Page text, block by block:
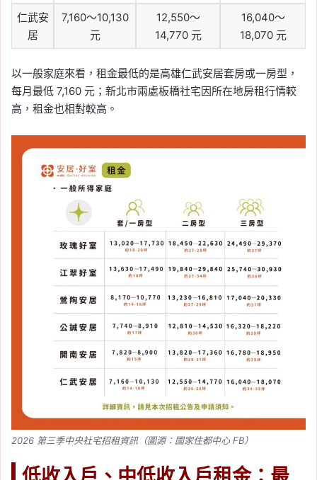
仁武安
居
7,160～10,130
元
12,550～
14,770 元
16,040～
18,070 元
以一般家庭來看，租金最低的是高雄仁武安居套房或一房型，
每月最低 7,160 元；新北市兩處板橋社宅因所在地房租行情較
高，租金也相對較高。
2026 第三季中央社宅招租資訊（圖源：國家住都中心 FB）